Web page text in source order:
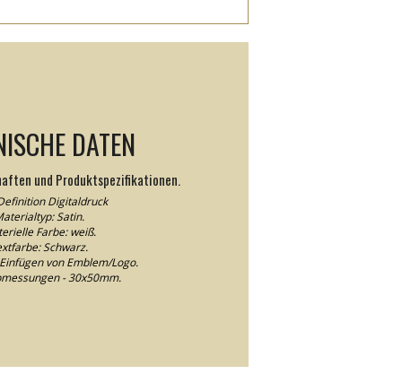
DATEN
und Produktspezifikationen.
Digitaldruck
Satin.
Farbe: weiß.
Schwarz.
von Emblem/Logo.
- 30x50mm.